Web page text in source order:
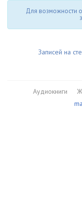
Для возможности
Записей на
Аудиокниги